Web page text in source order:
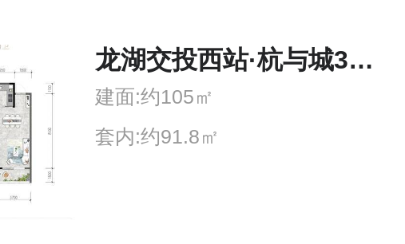
龙湖交投西站·杭与城3室2厅2卫
建面:约105㎡
套内:约91.8㎡